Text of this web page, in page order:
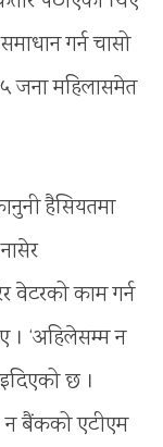
गर्न चासो
जना महिलासमेत
हैसियतमा
वेटरको काम गर्न
। ‘अहिलेसम्म न
छ ।
न बैंकको एटीएम